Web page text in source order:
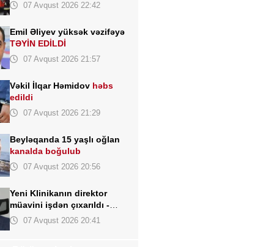
07 Avqust 2026 22:42
Emil Əliyev yüksək vəzifəyə
TƏYİN EDİLDİ
07 Avqust 2026 21:57
Vəkil İlqar Həmidov həbs
edildi
07 Avqust 2026 21:29
Beyləqanda 15 yaşlı oğlan
kanalda boğulub
07 Avqust 2026 20:56
Yeni Klinikanın direktor
müavini işdən çıxarıldı -
FOTO07 Avqust 2026 20:41